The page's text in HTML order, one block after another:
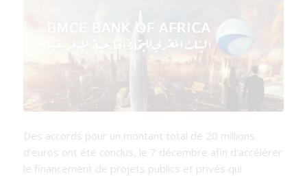
Des accords pour un montant total de 20 millions
d’euros ont été conclus, le 7 décembre afin d’accélérer
le financement de projets publics et privés qui